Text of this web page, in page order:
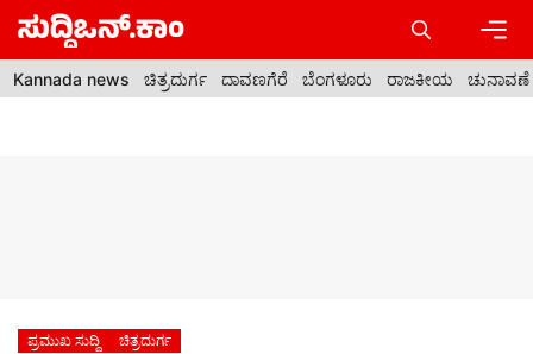
Skip
content
Kannada news ಚಿತ್ರದುರ್ಗ ದಾವಣಗೆರೆ ಬೆಂಗಳೂರು ರಾಜಕೀಯ ಚುನಾವಣೆ
ಪ್ರಮುಖ ಸುದ್ದಿ ಚಿತ್ರದುರ್ಗ